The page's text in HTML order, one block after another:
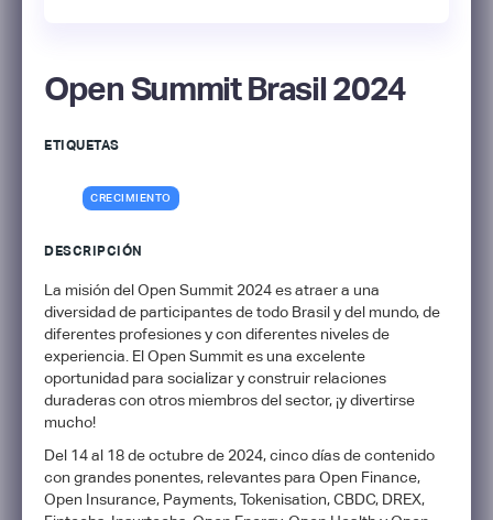
Open Summit Brasil 2024
ETIQUETAS
CRECIMIENTO
DESCRIPCIÓN
La misión del Open Summit 2024 es atraer a una
diversidad de participantes de todo Brasil y del mundo, de
diferentes profesiones y con diferentes niveles de
experiencia. El Open Summit es una excelente
oportunidad para socializar y construir relaciones
duraderas con otros miembros del sector, ¡y divertirse
mucho!
Del 14 al 18 de octubre de 2024, cinco días de contenido
con grandes ponentes, relevantes para Open Finance,
Open Insurance, Payments, Tokenisation, CBDC, DREX,